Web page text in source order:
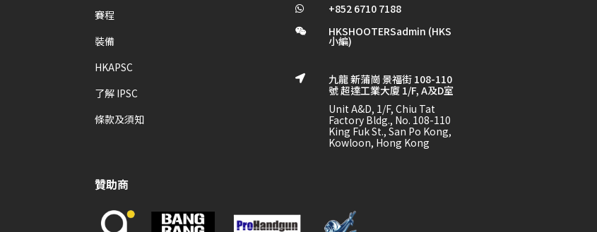
賽程
裝備
HKAPSC
了解 IPSC
條款及須知
 +852 6710 7188
 HKSHOOTERSadmin (HKS
小編)

九龍 新蒲崗 景福街 108-110
號 超達工業大廈 1/F, A及D室
Unit A&D, 1/F, Chiu Tat
Factory Bldg., No. 108-110
King Fuk St., San Po Kong,
Kowloon, Hong Kong
贊助商